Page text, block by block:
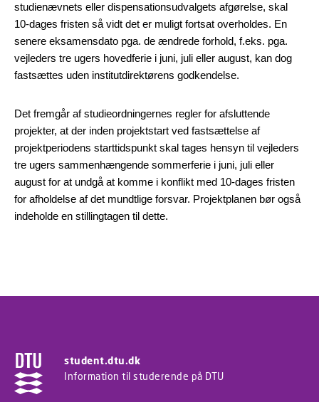
studienævnets eller dispensationsudvalgets afgørelse, skal
10-dages fristen så vidt det er muligt fortsat overholdes. En
senere eksamensdato pga. de ændrede forhold, f.eks. pga.
vejleders tre ugers hovedferie i juni, juli eller august, kan dog
fastsættes uden institutdirektørens godkendelse.
Det fremgår af studieordningernes regler for afsluttende
projekter, at der inden projektstart ved fastsættelse af
projektperiodens starttidspunkt skal tages hensyn til vejleders
tre ugers sammenhængende sommerferie i juni, juli eller
august for at undgå at komme i konflikt med 10-dages fristen
for afholdelse af det mundtlige forsvar. Projektplanen bør også
indeholde en stillingtagen til dette.
student.dtu.dk
Information til studerende på DTU